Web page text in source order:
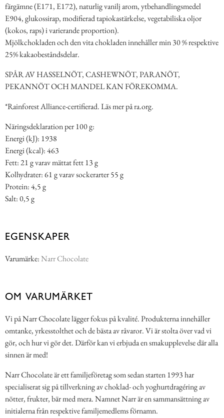
färgämne (E171, E172), naturlig vanilj arom, ytbehandlingsmedel
E904, glukossirap, modifierad tapiokastärkelse, vegetabiliska oljor
(kokos, raps) i varierande proportion).
Mjölkchokladen och den vita chokladen innehåller min 30 % respektive
25% kakaobeståndsdelar.
SPÅR AV HASSELNÖT, CASHEWNÖT, PARANÖT,
PEKANNÖT OCH MANDEL KAN FÖREKOMMA.
*Rainforest Alliance-certifierad. Läs mer på ra.org.
Näringsdeklaration per 100 g:
Energi (kJ): 1938
Energi (kcal): 463
Fett: 21 g varav mättat fett 13 g
Kolhydrater: 61 g varav sockerarter 55 g
Protein: 4,5 g
Salt: 0,5 g
EGENSKAPER
Varumärke:Narr Chocolate
OM VARUMÄRKET
Vi på Narr Chocolate lägger fokus på kvalité. Produkterna innehåller
omtanke, yrkesstolthet och de bästa av råvaror. Vi är stolta över vad vi
gör, och hur vi gör det. Därför kan vi erbjuda en smakupplevelse där alla
sinnen är med!
Narr Chocolate är ett familjeföretag som sedan starten 1993 har
specialiserat sig på tillverkning av choklad- och yoghurtdragéring av
nötter, frukter, bär med mera. Namnet Narr är en sammansättning av
initialerna från respektive familjemedlems förnamn.